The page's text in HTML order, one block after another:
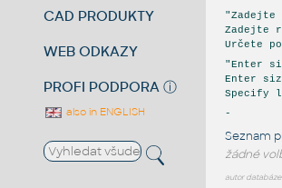
CAD PRODUKTY
WEB ODKAZY
PROFI PODPORA ⓘ
also in ENGLISH
"Zadejte
Zadejte
Určete
"Enter
Enter
Specify
-
Seznam
žádné
autor